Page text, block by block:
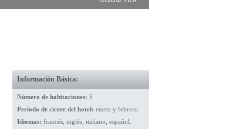
Información Básica:
Número de habitaciones: 5
Período de cierre del hotel: enero y febrero.
Idiomas: francés, inglés, italiano, español.